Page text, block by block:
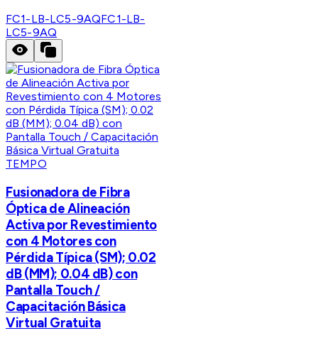
FC1-LB-LC5-9AQFC1-LB-
LC5-9AQ
TEMPO
Fusionadora de Fibra
Óptica de Alineación
Activa por Revestimiento
con 4 Motores con
Pérdida Típica (SM); 0.02
dB (MM); 0.04 dB) con
Pantalla Touch /
Capacitación Básica
Virtual Gratuita